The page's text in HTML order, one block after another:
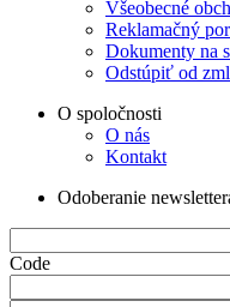
Všeobecné
Reklamačný
Dokumenty na
Odstúpiť od
O spoločnosti
O nás
Kontakt
Odoberanie
Code